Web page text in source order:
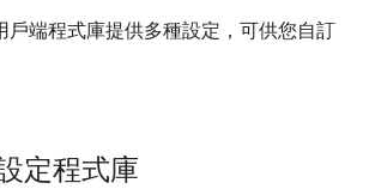
戶端程式庫提供多種設定，可供您自訂
定程式庫